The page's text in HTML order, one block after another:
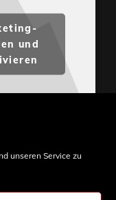
unseren Service zu
und
von